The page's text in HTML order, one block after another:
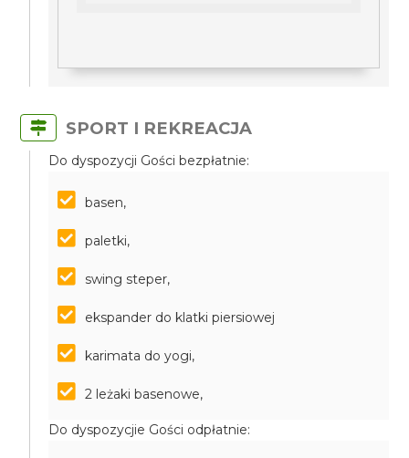
SPORT I REKREACJA
Do dyspozycji Gości bezpłatnie:
basen,
paletki,
swing steper,
ekspander do klatki piersiowej
karimata do yogi,
2 leżaki basenowe,
Do dyspozycjie Gości odpłatnie: